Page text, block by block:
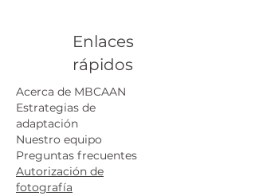
Enlaces
rápidos
Acerca de MBCAAN
Estrategias de
adaptación
Nuestro equipo
Preguntas frecuentes
Autorización de
fotografía